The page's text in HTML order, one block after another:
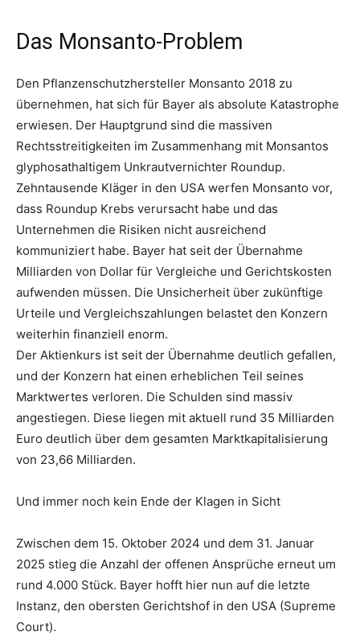
Das Monsanto-Problem
Den Pflanzenschutzhersteller Monsanto 2018 zu
übernehmen, hat sich für Bayer als absolute Katastrophe
erwiesen. Der Hauptgrund sind die massiven
Rechtsstreitigkeiten im Zusammenhang mit Monsantos
glyphosathaltigem Unkrautvernichter Roundup.
Zehntausende Kläger in den USA werfen Monsanto vor,
dass Roundup Krebs verursacht habe und das
Unternehmen die Risiken nicht ausreichend
kommuniziert habe. Bayer hat seit der Übernahme
Milliarden von Dollar für Vergleiche und Gerichtskosten
aufwenden müssen. Die Unsicherheit über zukünftige
Urteile und Vergleichszahlungen belastet den Konzern
weiterhin finanziell enorm.
Der Aktienkurs ist seit der Übernahme deutlich gefallen,
und der Konzern hat einen erheblichen Teil seines
Marktwertes verloren. Die Schulden sind massiv
angestiegen. Diese liegen mit aktuell rund 35 Milliarden
Euro deutlich über dem gesamten Marktkapitalisierung
von 23,66 Milliarden.
Und immer noch kein Ende der Klagen in Sicht
Zwischen dem 15. Oktober 2024 und dem 31. Januar
2025 stieg die Anzahl der offenen Ansprüche erneut um
rund 4.000 Stück. Bayer hofft hier nun auf die letzte
Instanz, den obersten Gerichtshof in den USA (Supreme
Court).